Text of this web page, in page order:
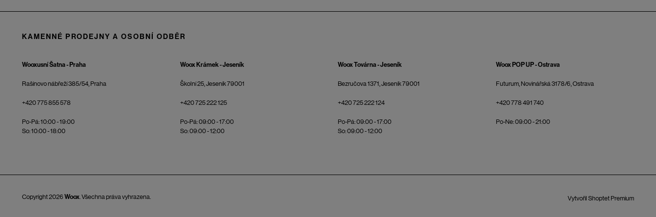
KAMENNÉ PRODEJNY A OSOBNÍ ODBĚR
Wooxusní Šatna - Praha
Rašínovo nábřeží 385/54, Praha
+420 775 855 578
Po-Pá: 10:00 - 19:00
So: 10:00 - 18:00
Woox Krámek - Jeseník
Školní 25, Jeseník 79001
+420 725 222 125
Po-Pá: 09:00 - 17:00
So: 09:00 - 12:00
Woox Továrna - Jeseník
Bezručova 1371, Jeseník 79001
+420 725 222 124
Po-Pá: 09:00 - 17:00
So: 09:00 - 12:00
Woox POP UP - Ostrava
Futurum, Novinářská 3178/6, Ostrava
+420 778 491 740
Po-Ne: 09:00 - 21:00
Vytvořil Shoptet Premium
Copyright 2026 Woox. Všechna práva vyhrazena.